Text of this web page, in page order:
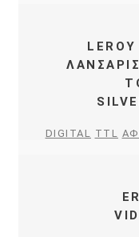
DIGITAL TTL